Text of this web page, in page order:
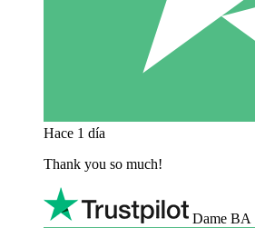
Hace 1 día
Thank you so much!
Dame BA